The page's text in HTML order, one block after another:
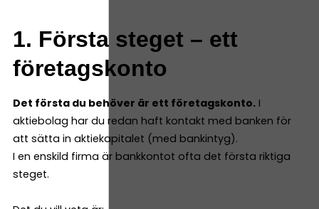
1. Första steget – ett
företagskonto
Det första du behöver är ett företagskonto. I
aktiebolag har du redan haft kontakt med banken för
att sätta in aktiekapitalet (med bankintyg).
I en enskild firma är bankkontot ofta det första riktiga
steget.